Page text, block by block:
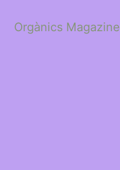
Orgànics Magazine